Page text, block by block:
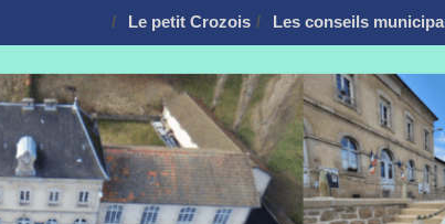
Le petit Crozois Les conseils